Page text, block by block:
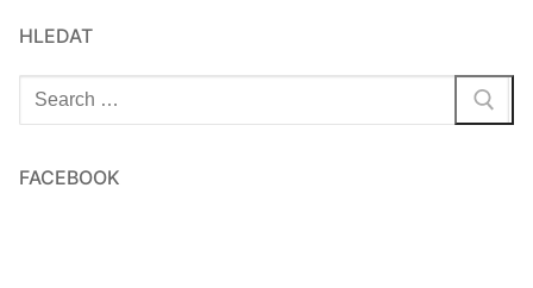
HLEDAT
Hledat:
FACEBOOK